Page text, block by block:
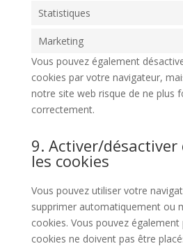
Statistiques
Marketing
Vous pouvez également
cookies par votre navigateur,
notre site web risque de ne plus
correctement.
9. Activer/
les cookies
Vous pouvez utiliser votre
supprimer automatiquement ou
cookies. Vous pouvez
cookies ne doivent pas être